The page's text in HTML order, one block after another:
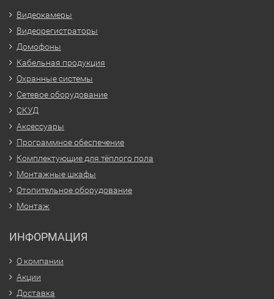
Видеокамеры
Видеорегистраторы
Домофоны
Кабельная продукция
Охранные системы
Сетевое оборудование
СКУД
Аксессуары
Программное обеспечение
Комплектующие для тёплого пола
Монтажные шкафы
Отопительное оборудование
Монтаж
ИНФОРМАЦИЯ
О компании
Акции
Доставка